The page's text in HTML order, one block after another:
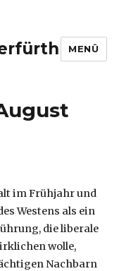
MENÜ
im Frühjahr und
Westens als ein
die liberale
wolle,
Nachbarn